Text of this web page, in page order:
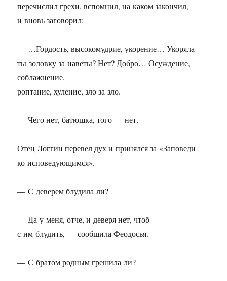
перечислил грехи, вспомнил, на каком закончил,
и вновь заговорил:
— …Гордость, высокомудрие, укорение… Укоряла
ты золовку за наветы? Нет? Добро… Осуждение,
соблажнение,
роптание, хуление, зло за зло.
— Чего нет, батюшка, того — нет.
Отец Логгин перевел дух и принялся за «Заповеди
ко исповедующимся».
— С деверем блудила ли?
— Да у меня, отче, и деверя нет, чтоб
с им блудить, — сообщила Феодосья.
— С братом родным грешила ли?